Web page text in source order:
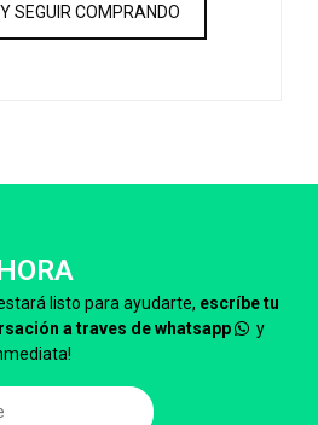
SEGUIR COMPRANDO
listo para ayudarte, escríbe tu
a traves de whatsapp
y